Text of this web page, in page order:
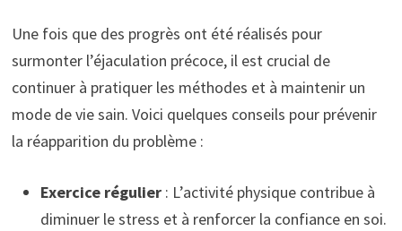
Une fois que des progrès ont été réalisés pour
surmonter l’éjaculation précoce, il est crucial de
continuer à pratiquer les méthodes et à maintenir un
mode de vie sain. Voici quelques conseils pour prévenir
la réapparition du problème :
Exercice régulier: L’activité physique contribue à
diminuer le stress et à renforcer la confiance en soi.